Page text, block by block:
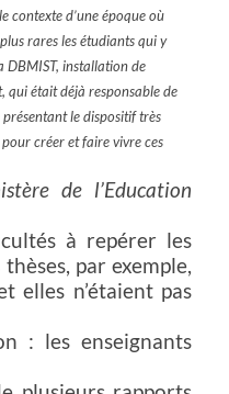
contexte d’une époque où
rares les étudiants qui y
DBMIST, installation de
qui était déjà responsable de
présentant le dispositif très
créer et faire vivre ces
de l’Education
à repérer les
par exemple,
elles n’étaient pas
: les enseignants